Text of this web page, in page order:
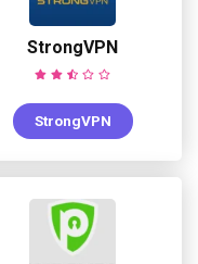
StrongVPN
StrongVPN